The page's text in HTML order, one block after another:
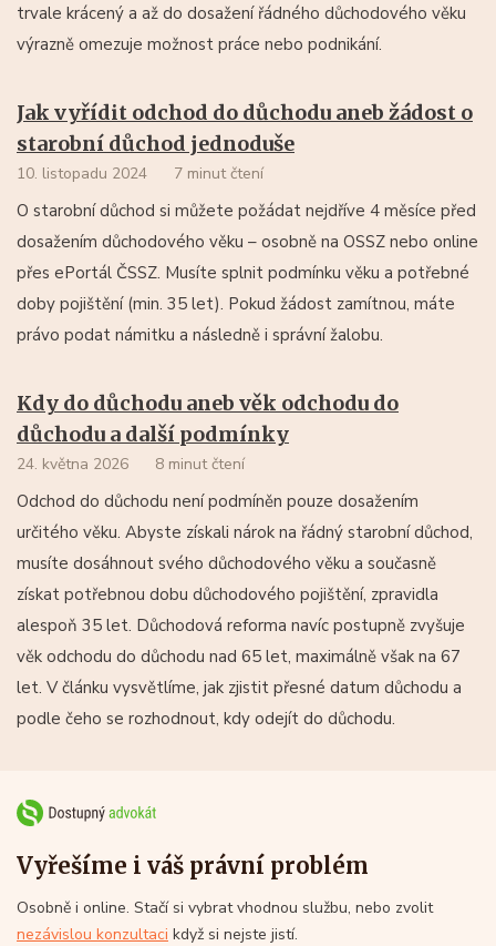
trvale krácený a až do dosažení řádného důchodového věku
výrazně omezuje možnost práce nebo podnikání.
Jak vyřídit odchod do důchodu aneb žádost o
starobní důchod jednoduše
10. listopadu 2024 7 minut čtení
O starobní důchod si můžete požádat nejdříve 4 měsíce před
dosažením důchodového věku – osobně na OSSZ nebo online
přes ePortál ČSSZ. Musíte splnit podmínku věku a potřebné
doby pojištění (min. 35 let). Pokud žádost zamítnou, máte
právo podat námitku a následně i správní žalobu.
Kdy do důchodu aneb věk odchodu do
důchodu a další podmínky
24. května 2026 8 minut čtení
Odchod do důchodu není podmíněn pouze dosažením
určitého věku. Abyste získali nárok na řádný starobní důchod,
musíte dosáhnout svého důchodového věku a současně
získat potřebnou dobu důchodového pojištění, zpravidla
alespoň 35 let. Důchodová reforma navíc postupně zvyšuje
věk odchodu do důchodu nad 65 let, maximálně však na 67
let. V článku vysvětlíme, jak zjistit přesné datum důchodu a
podle čeho se rozhodnout, kdy odejít do důchodu.
Vyřešíme i váš právní problém
Osobně i online. Stačí si vybrat vhodnou službu, nebo zvolit
nezávislou konzultaci když si nejste jistí.